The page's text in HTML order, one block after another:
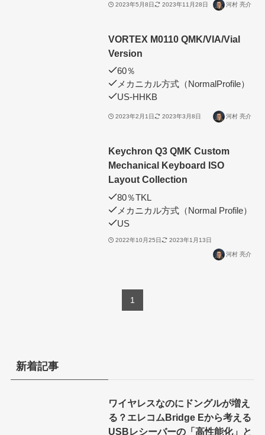
2023年5月8日 2023年11月28日 河村 亮介
VORTEX M0110 QMK/VIA/Vial
Version
60％
メカニカル方式（NormalProfile）
US-HHKB
2023年2月1日 2023年3月8日 河村 亮介
Keychron Q3 QMK Custom
Mechanical Keyboard ISO
Layout Collection
80％TKL
メカニカル方式（Normal Profile）
US
2022年10月25日 2023年1月13日
河村 亮介
1
新着記事
ワイヤレスなのにドングルが増え
る？エレコムBridge Eから考える
USBレシーバーの「高性能化」と